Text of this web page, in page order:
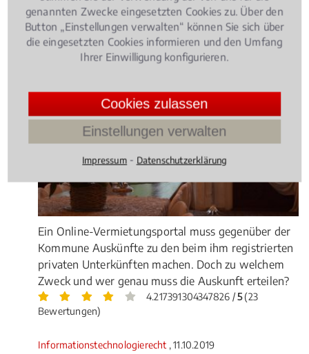
Rechtsbeiträge zu IT-Recht
Internetportal muss Auskunft zu
privaten Unterkünften erteilen
Ein Online-Vermietungsportal muss gegenüber der
Kommune Auskünfte zu den beim ihm registrierten
privaten Unterkünften machen. Doch zu welchem
Zweck und wer genau muss die Auskunft erteilen?
4.217391304347826 /5(23
Bewertungen)
Informationstechnologierecht , 11.10.2019
genannten Zwecke eingesetzten Cookies zu. Über den
Button „Einstellungen verwalten“ können Sie sich über
die eingesetzten Cookies informieren und den Umfang
Ihrer Einwilligung konfigurieren.
Cookies zulassen
Einstellungen verwalten
Impressum ⁃ Datenschutzerklärung